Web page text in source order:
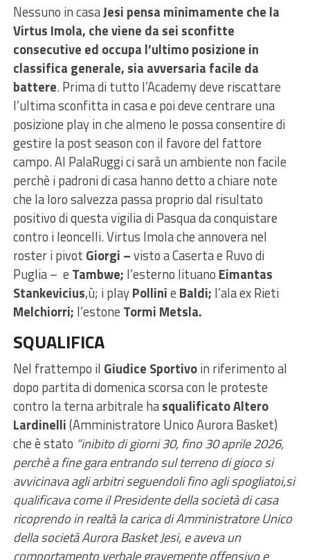
Nessuno in casaJesi pensa minimamente che la
Virtus Imola, che viene da sei sconfitte
consecutive ed occupa l’ultimo posizione in
classifica generale, sia avversaria facile da
battere. Prima di tutto l’Academy deve riscattare
l’ultima sconfitta in casa e poi deve centrare una
posizione play in che almeno le possa consentire di
gestire la post season con il favore del fattore
campo. Al PalaRuggi ci sarà un ambiente non facile
perchè i padroni di casa hanno detto a chiare note
che la loro salvezza passa proprio dal risultato
positivo di questa vigilia di Pasqua da conquistare
contro i leoncelli. Virtus Imola che annovera nel
roster i pivot Giorgi –visto a Caserta e Ruvo di
Puglia – e Tambwe; l’esterno lituano Eimantas
Stankevicius,ù; i playPollinie Baldi; l’ala ex Rieti
Melchiorri; l’estone Tormi Metsla.
SQUALIFICA
Nel frattempo il Giudice Sportivoin riferimento al
dopo partita di domenica scorsa con le proteste
contro la terna arbitrale hasqualificato Altero
Lardinelli(Amministratore Unico Aurora Basket)
che è stato “inibito di giorni 30, fino 30 aprile 2026,
perchè a fine gara entrando sul terreno di gioco si
avvicinava agli arbitri seguendoli fino agli spogliatoi,si
qualificava come il Presidente della società di casa
ricoprendo in realtà la carica di Amministratore Unico
della società Aurora Basket Jesi, e aveva un
comportamento verbale gravemente offensivo e